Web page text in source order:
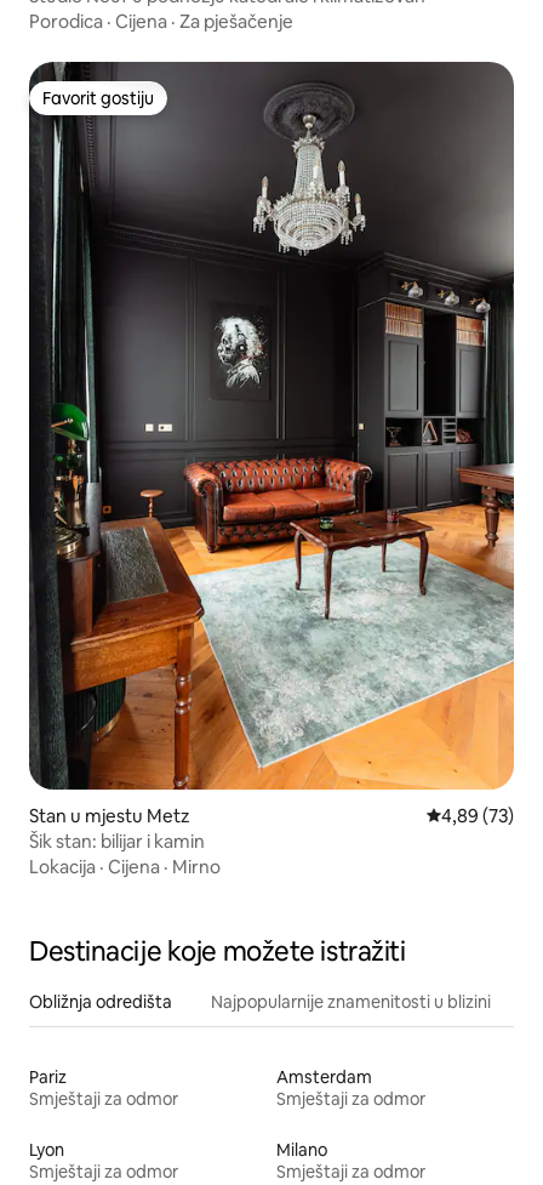
Porodica · Cijena · Za pješačenje
Favorit gostiju
Favorit gostiju
Stan u mjestu Metz Prosječna
4,89 (73)
Šik stan: bilijar i kamin
Lokacija · Cijena · Mirno
Destinacije koje možete istražiti
Obližnja odredišta Najpopularnije znamenitosti u blizini
Pariz
Smještaji za odmor
Amsterdam
Smještaji za odmor
Lyon
Smještaji za odmor
Milano
Smještaji za odmor